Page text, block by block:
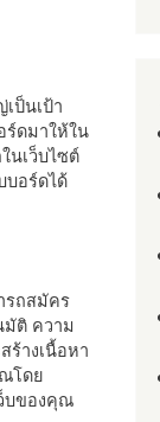
ป็นเป้า
ร์ดมาให้ใน
นเว็บไซต์
บอร์ดได้
รถสมัคร
มัติ ความ
ร้างเนื้อหา
ณโดย
บของคุณ